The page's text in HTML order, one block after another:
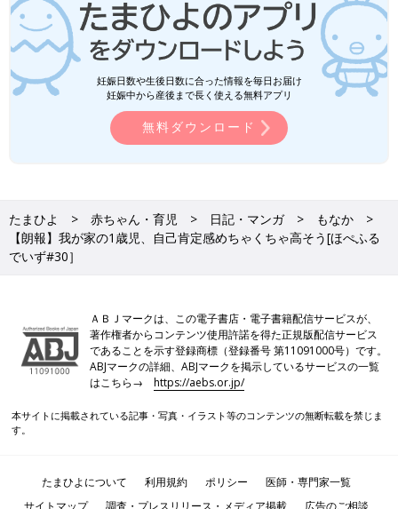
妊娠日数や生後日数に合った情報を毎日お届け
妊娠中から産後まで長く使える無料アプリ
無料ダウンロード
たまひよ 赤ちゃん・育児 日記・マンガ
もなか
【朗報】我が家の1歳児、自己肯定感めちゃくちゃ高そう[ほぺふる
でいず#30］
ＡＢＪマークは、この電子書店・電子書籍配信サービスが、
著作権者からコンテンツ使用許諾を得た正規版配信サービス
であることを示す登録商標（登録番号 第11091000号）です。
ABJマークの詳細、ABJマークを掲示しているサービスの一覧
はこちら→https://aebs.or.jp/
本サイトに掲載されている記事・写真・イラスト等のコンテンツの無断転載を禁じま
す。
たまひよについて 利用規約 ポリシー
医師・専門家一覧